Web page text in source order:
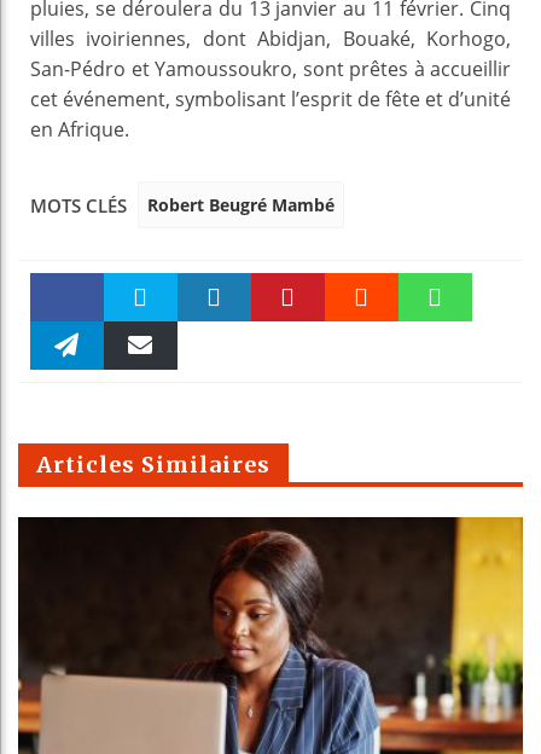
pluies, se déroulera du 13 janvier au 11 février. Cinq
villes ivoiriennes, dont Abidjan, Bouaké, Korhogo,
San-Pédro et Yamoussoukro, sont prêtes à accueillir
cet événement, symbolisant l’esprit de fête et d’unité
en Afrique.
MOTS CLÉS Robert Beugré Mambé
Faceboo Twitter
m
Articles Similaires